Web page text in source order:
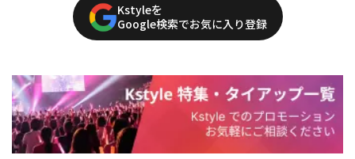
Kstyleを
Google検索でお気に入り登録